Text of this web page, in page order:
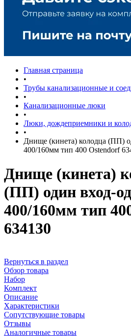
Главная страница
•
Трубы канализационные и
•
Канализационные люки
•
Люки, дождеприемники и
•
Днище (кинета) колодца (ПП)
400/160мм тип 400 Ostendorf
Днище (кинета)
(ПП) один вход-
400/160мм тип
634130
Вернуться в раздел
Обзор товара
Набор
Комплект
Описание
Характеристики
Сопутствующие товары
Отзывы
Аналогичные товары